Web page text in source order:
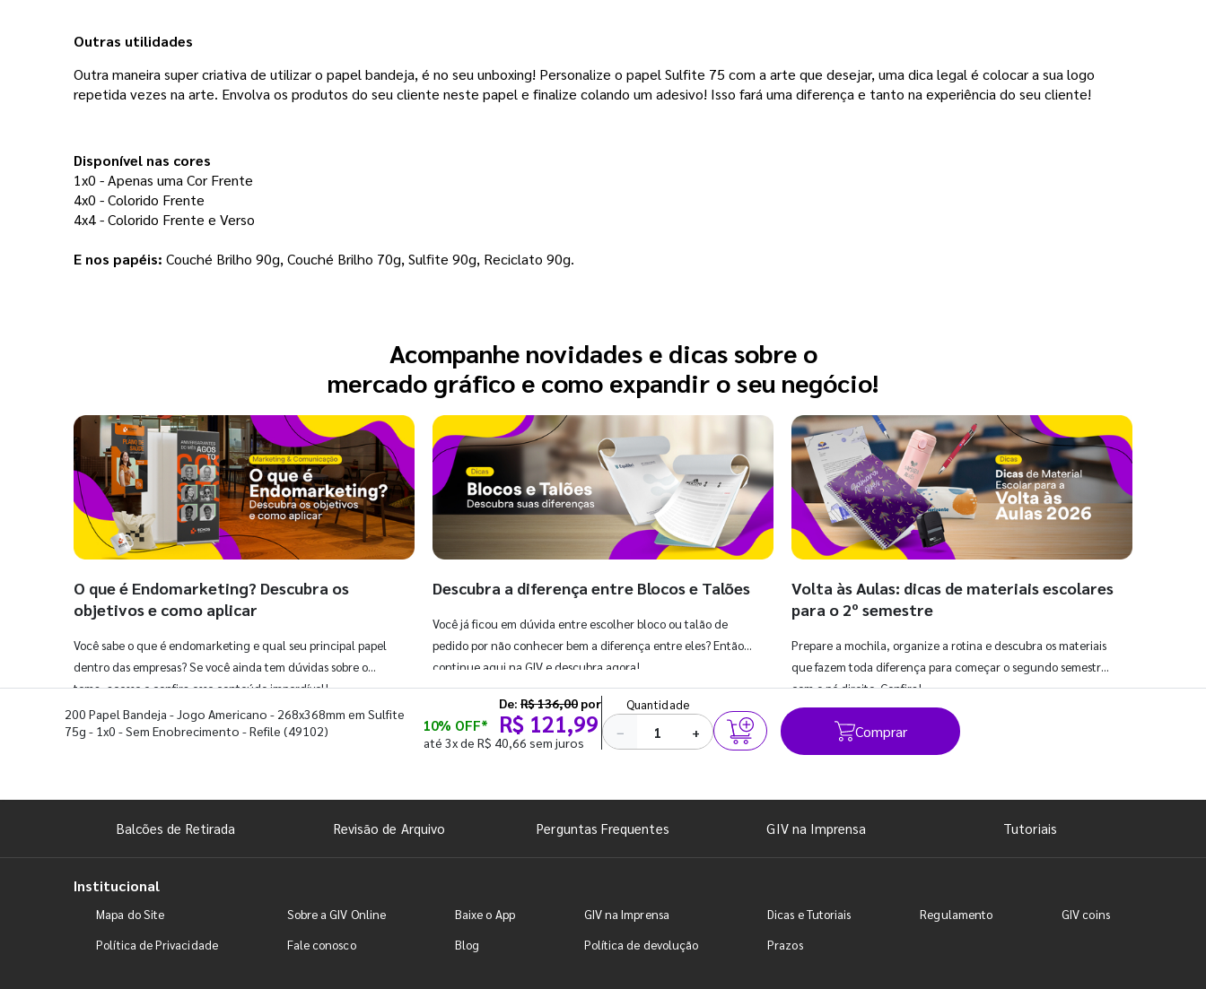
Outras utilidades
Outra maneira super criativa de utilizar o papel bandeja, é no seu unboxing! Personalize o papel Sulfite 75 com a arte que desejar, uma dica legal é colocar a sua logo
repetida vezes na arte. Envolva os produtos do seu cliente neste papel e finalize colando um adesivo! Isso fará uma diferença e tanto na experiência do seu cliente!
Disponível nas cores
1x0 - Apenas uma Cor Frente
4x0 - Colorido Frente
4x4 - Colorido Frente e Verso
E nos papéis: Couché Brilho 90g, Couché Brilho 70g, Sulfite 90g, Reciclato 90g.
Acompanhe novidades e dicas sobre o
mercado gráfico e como expandir o seu negócio!
O que é Endomarketing? Descubra os
objetivos e como aplicar
Você sabe o que é endomarketing e qual seu principal papel
dentro das empresas? Se você ainda tem dúvidas sobre o
tema, acesse e confira esse conteúdo imperdível!
Descubra a diferença entre Blocos e Talões
Você já ficou em dúvida entre escolher bloco ou talão de
pedido por não conhecer bem a diferença entre eles? Então,
continue aqui na GIV e descubra agora!
Volta às Aulas: dicas de materiais escolares
para o 2º semestre
Prepare a mochila, organize a rotina e descubra os materiais
que fazem toda diferença para começar o segundo semestre
com o pé direito. Confira!
200 Papel Bandeja - Jogo Americano - 268x368mm em Sulfite
75g - 1x0 - Sem Enobrecimento - Refile (49102) 10% OFF*
De: R$ 136,00 por
R$ 121,99
até 3x de R$ 40,66 sem juros
Quantidade
− + Comprar
Balcões de Retirada Revisão de Arquivo Perguntas Frequentes GIV na Imprensa Tutoriais
Institucional
Mapa do Site Sobre a GIV Online Baixe o App GIV na Imprensa Dicas e Tutoriais Regulamento
GIV coins
Política de Privacidade
Fale conosco Blog Política de devolução Prazos